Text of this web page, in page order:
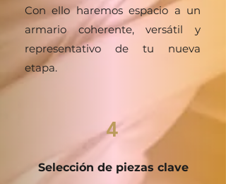
Con ello haremos espacio a un
armario coherente, versátil y
representativo de tu nueva
etapa.
4
Selección de piezas clave